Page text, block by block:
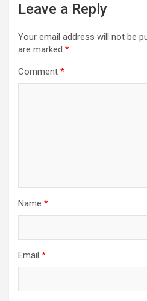
Leave a Reply
Your email address will not be
are marked *
Comment *
Name *
Email *